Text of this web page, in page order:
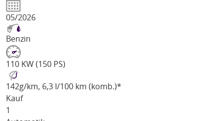
05/2026
Benzin
110 KW (150 PS)
142g/km, 6,3 l/100 km (komb.)*
Kauf
1